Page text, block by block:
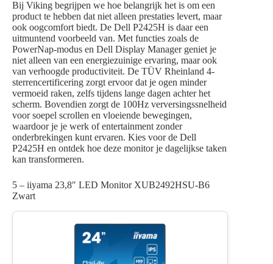
Bij Viking begrijpen we hoe belangrijk het is om een
product te hebben dat niet alleen prestaties levert, maar
ook oogcomfort biedt. De Dell P2425H is daar een
uitmuntend voorbeeld van. Met functies zoals de
PowerNap-modus en Dell Display Manager geniet je
niet alleen van een energiezuinige ervaring, maar ook
van verhoogde productiviteit. De TÜV Rheinland 4-
sterrencertificering zorgt ervoor dat je ogen minder
vermoeid raken, zelfs tijdens lange dagen achter het
scherm. Bovendien zorgt de 100Hz verversingssnelheid
voor soepel scrollen en vloeiende bewegingen,
waardoor je je werk of entertainment zonder
onderbrekingen kunt ervaren. Kies voor de Dell
P2425H en ontdek hoe deze monitor je dagelijkse taken
kan transformeren.
5 – iiyama 23,8″ LED Monitor XUB2492HSU-B6
Zwart